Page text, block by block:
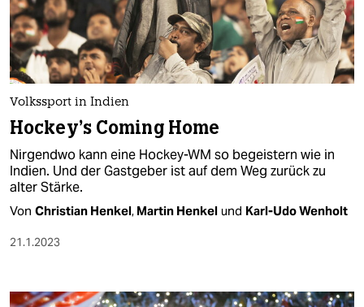
Volkssport in Indien
Hockey’s Coming Home
Nirgendwo kann eine Hockey-WM so begeistern wie in
Indien. Und der Gastgeber ist auf dem Weg zurück zu
alter Stärke.
Von Christian Henkel, Martin Henkel und Karl-Udo Wenholt
21.1.2023